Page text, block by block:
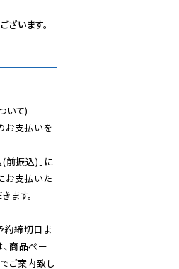
います。
いて)
お支払いを
(前振込)」に
お支払いた
ます。
約締切日ま
商品ペー
ご案内致し